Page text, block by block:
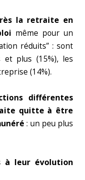
la retraite en
même pour un
réduits” : sont
et plus (15%), les
(14%).
différentes
quitte à être
: un peu plus
à leur évolution